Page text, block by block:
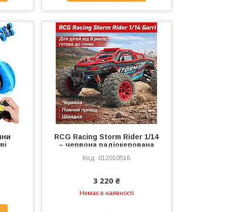
RCG Racing Storm Rider 1/14
– червона радіокерована
012010516
3 220 ₴
Немає в наявності